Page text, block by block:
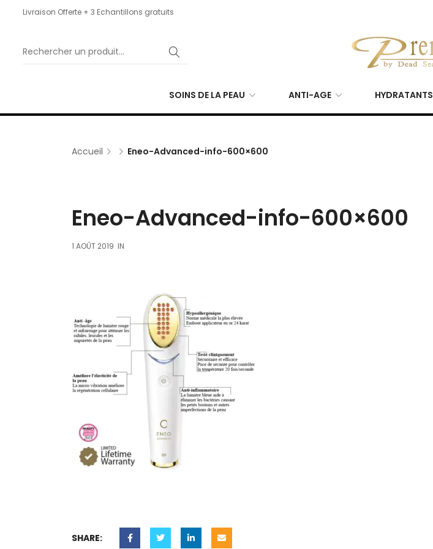
Livraison Offerte + 3 Echantillons gratuits
SOINS DE LA PEAU ANTI-AGE HYDRATANTS
Accueil Eneo-Advanced-info-600×600
Eneo-Advanced-info-600×600
1 AOÛT 2019 IN
SHARE: